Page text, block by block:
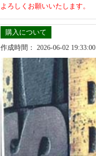
よろしくお願いいたします。
購入について
作成時間： 2026-06-02 19:33:00